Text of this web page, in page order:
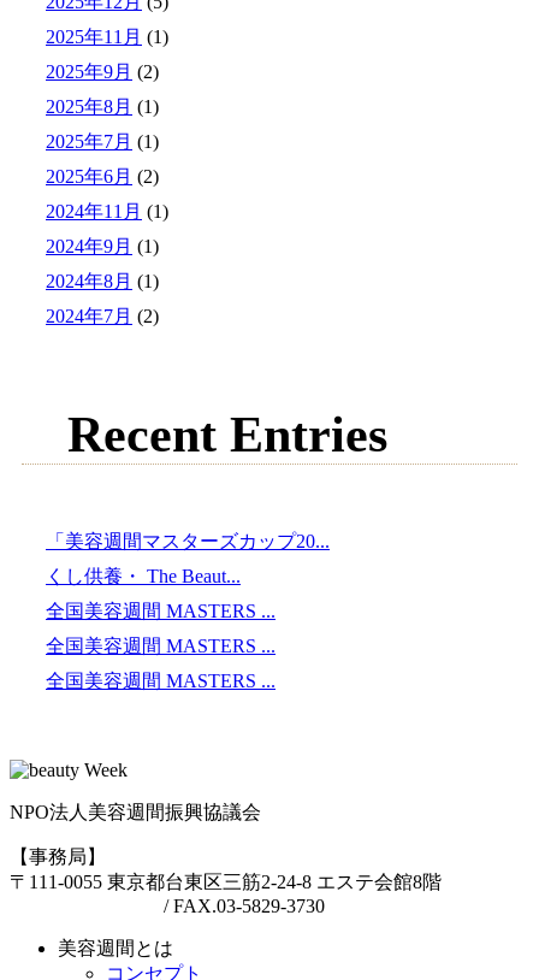
2025年11月 (1)
2025年9月 (2)
2025年8月 (1)
2025年7月 (1)
2025年6月 (2)
2024年11月 (1)
2024年9月 (1)
2024年8月 (1)
2024年7月 (2)
Recent Entries
「美容週間マスターズカップ20...
くし供養・ The Beaut...
全国美容週間 MASTERS ...
全国美容週間 MASTERS ...
全国美容週間 MASTERS ...
NPO法人美容週間振興協議会
【事務局】
〒111-0055 東京都台東区三筋2-24-8 エステ会館8階
/ FAX.03-5829-3730
美容週間とは
コンセプト